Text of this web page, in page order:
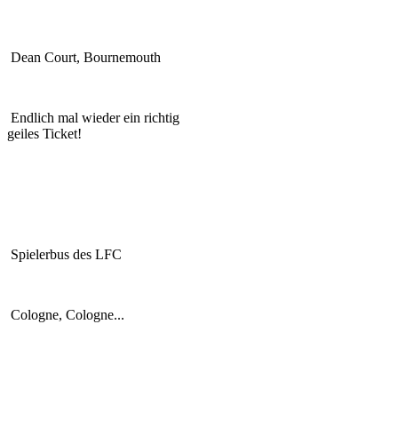
Dean Court, Bournemouth
Endlich mal wieder ein richtig
geiles Ticket!
Spielerbus des LFC
Cologne, Cologne...